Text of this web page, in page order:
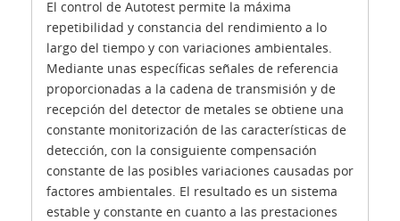
El control de Autotest permite la máxima
repetibilidad y constancia del rendimiento a lo
largo del tiempo y con variaciones ambientales.
Mediante unas específicas señales de referencia
proporcionadas a la cadena de transmisión y de
recepción del detector de metales se obtiene una
constante monitorización de las características de
detección, con la consiguiente compensación
constante de las posibles variaciones causadas por
factores ambientales. El resultado es un sistema
estable y constante en cuanto a las prestaciones